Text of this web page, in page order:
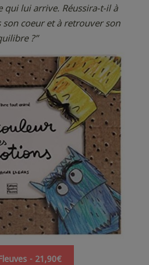
qui lui arrive. Réussira-t-il à
coeur et à retrouver son
?”
- 21,90€